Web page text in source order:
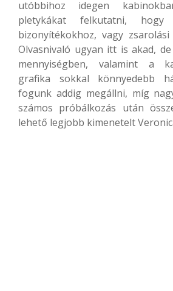
utóbbihoz idegen
pletykákat felkutatni, hogy
bizonyítékokhoz, vagy
Olvasnivaló ugyan itt is akad,
mennyiségben, valamint a
grafika sokkal könnyedebb
fogunk addig megállni, míg
számos próbálkozás után
lehető legjobb kimenetelt